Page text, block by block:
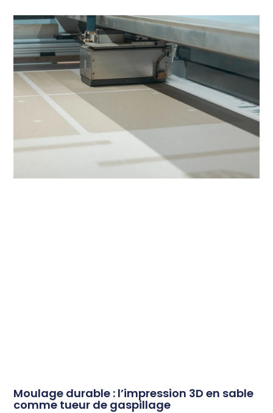
Moulage durable : l’impression 3D en sable
comme tueur de gaspillage